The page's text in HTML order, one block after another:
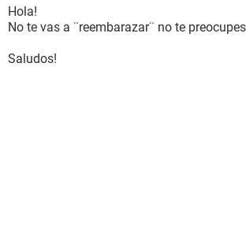
Hola!
No te vas a ¨reembarazar¨ no te
Saludos!